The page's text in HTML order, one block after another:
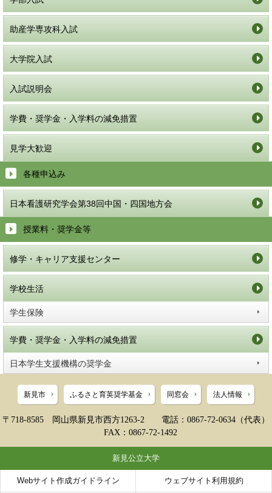
助産学専攻科入試
大学院入試
入試説明会
学費・奨学金・入学料の減免措置
見学大歓迎
各種申込み
日本看護研究学会第38回中国・四国地方会
授業料・奨学金等
修学・キャリア支援センター
学校生活
学生保険
学費・奨学金・入学料の減免措置
日本学生支援機構の奨学金
新見市 ふるさと育英奨学基金 同窓会 法人情報
〒718-8585 岡山県新見市西方1263-2 電話：0867-72-0634（代表）
FAX：0867-72-1492
新見公立大学
Webサイト作成ガイドライン ウェブサイト利用規約